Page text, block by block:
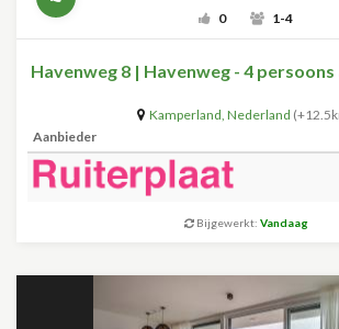
0 1-4
Havenweg 8 | Havenweg - 4
Kamperland, Nederland
Aanbieder
Bijgewerkt: Vandaag